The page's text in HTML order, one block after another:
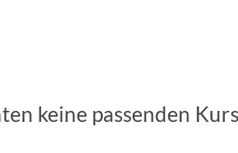
keine passenden